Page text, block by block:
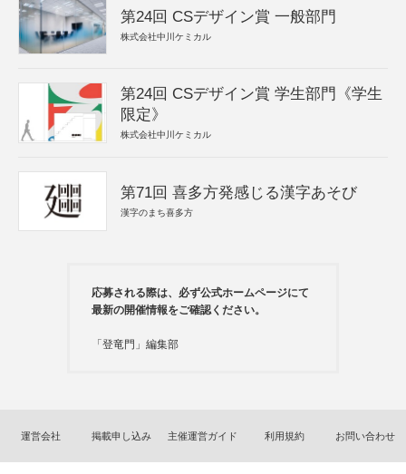
第24回 CSデザイン賞 一般部門
株式会社中川ケミカル
第24回 CSデザイン賞 学生部門《学生
限定》
株式会社中川ケミカル
第71回 喜多方発感じる漢字あそび
漢字のまち喜多方
応募される際は、必ず公式ホームページにて
最新の開催情報をご確認ください。
「登竜門」編集部
運営会社 掲載申し込み 主催運営ガイド 利用規約 お問い合わせ